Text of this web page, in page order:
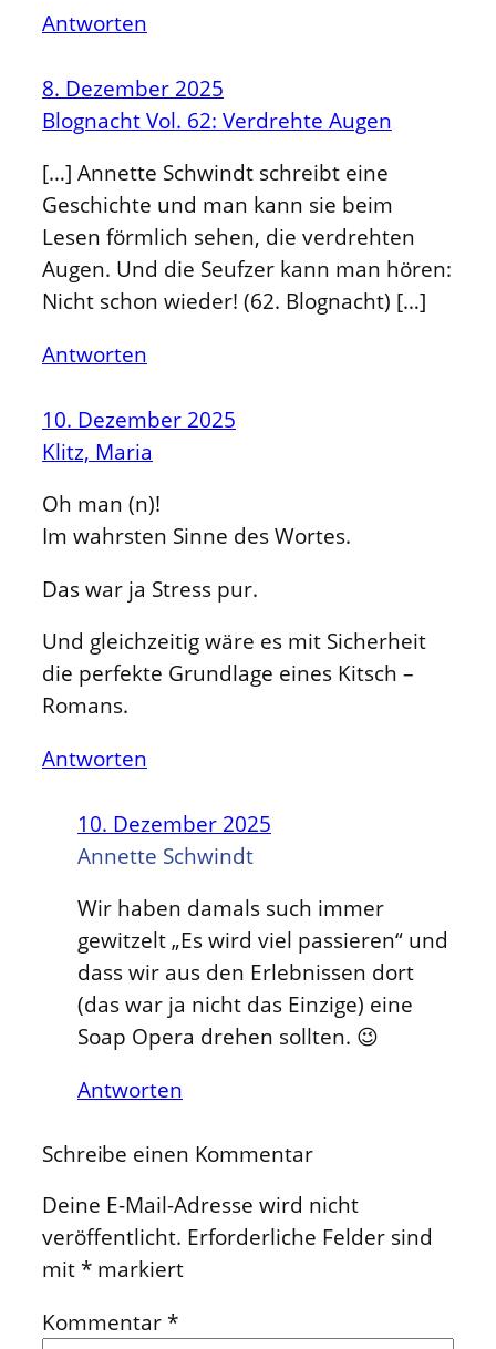
Antworten
8. Dezember 2025
Blognacht Vol. 62: Verdrehte Augen
[…] Annette Schwindt schreibt eine
Geschichte und man kann sie beim
Lesen förmlich sehen, die verdrehten
Augen. Und die Seufzer kann man hören:
Nicht schon wieder! (62. Blognacht) […]
Antworten
10. Dezember 2025
Klitz, Maria
Oh man (n)!
Im wahrsten Sinne des Wortes.
Das war ja Stress pur.
Und gleichzeitig wäre es mit Sicherheit
die perfekte Grundlage eines Kitsch –
Romans.
Antworten
10. Dezember 2025
Annette Schwindt
Wir haben damals such immer
gewitzelt „Es wird viel passieren“ und
dass wir aus den Erlebnissen dort
(das war ja nicht das Einzige) eine
Soap Opera drehen sollten. 😉
Antworten
Schreibe einen Kommentar
Deine E-Mail-Adresse wird nicht
veröffentlicht. Erforderliche Felder sind
mit * markiert
Kommentar *